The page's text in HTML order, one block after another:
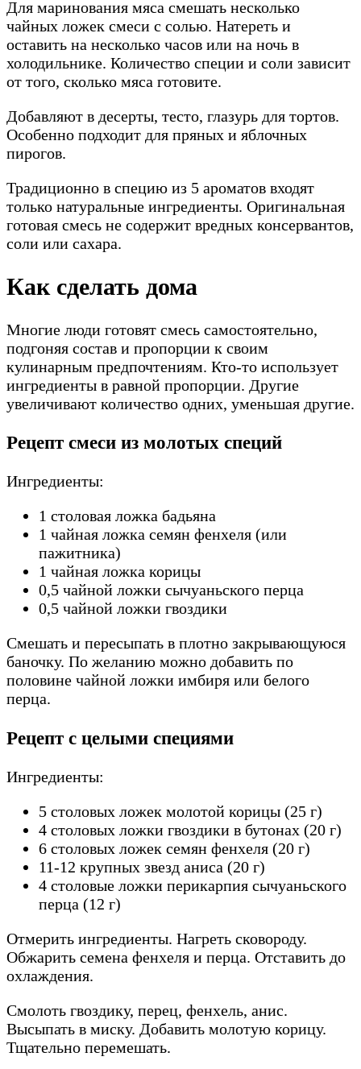
Для маринования мяса смешать несколько
чайных ложек смеси с солью. Натереть и
оставить на несколько часов или на ночь в
холодильнике. Количество специи и соли зависит
от того, сколько мяса готовите.
Добавляют в десерты, тесто, глазурь для тортов.
Особенно подходит для пряных и яблочных
пирогов.
Традиционно в специю из 5 ароматов входят
только натуральные ингредиенты. Оригинальная
готовая смесь не содержит вредных консервантов,
соли или сахара.
Как сделать дома
Многие люди готовят смесь самостоятельно,
подгоняя состав и пропорции к своим
кулинарным предпочтениям. Кто-то использует
ингредиенты в равной пропорции. Другие
увеличивают количество одних, уменьшая другие.
Рецепт смеси из молотых специй
Ингредиенты:
1 столовая ложка бадьяна
1 чайная ложка семян фенхеля (или
пажитника)
1 чайная ложка корицы
0,5 чайной ложки сычуаньского перца
0,5 чайной ложки гвоздики
Смешать и пересыпать в плотно закрывающуюся
баночку. По желанию можно добавить по
половине чайной ложки имбиря или белого
перца.
Рецепт с целыми специями
Ингредиенты:
5 столовых ложек молотой корицы (25 г)
4 столовых ложки гвоздики в бутонах (20 г)
6 столовых ложек семян фенхеля (20 г)
11-12 крупных звезд аниса (20 г)
4 столовые ложки перикарпия сычуаньского
перца (12 г)
Отмерить ингредиенты. Нагреть сковороду.
Обжарить семена фенхеля и перца. Отставить до
охлаждения.
Смолоть гвоздику, перец, фенхель, анис.
Высыпать в миску. Добавить молотую корицу.
Тщательно перемешать.